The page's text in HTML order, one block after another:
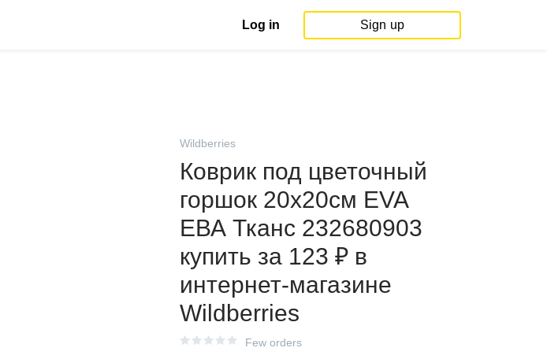
Log in Sign up
Wildberries
Коврик под цветочный
горшок 20х20см EVA
ЕВА Тканс 232680903
купить за 123 ₽ в
интернет‑магазине
Wildberries
Few orders